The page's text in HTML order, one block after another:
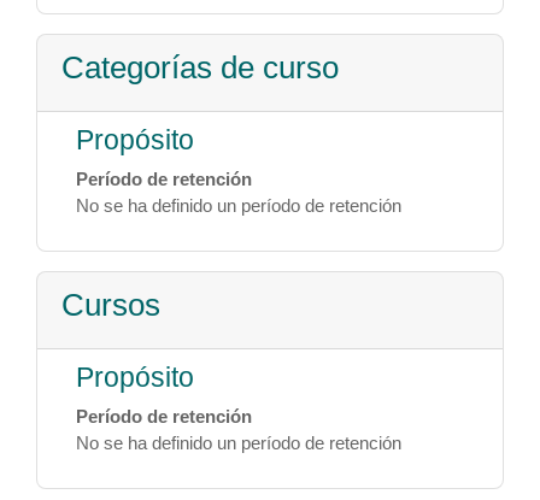
Categorías de curso
Propósito
Período de retención
No se ha definido un período de retención
Cursos
Propósito
Período de retención
No se ha definido un período de retención